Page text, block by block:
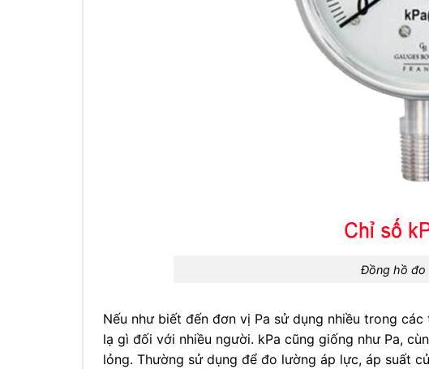
Đồng hồ đo
Nếu như biết đến đơn vị Pa sử dụng nhiều trong
lạ gì đối với nhiều người. kPa cũng giống như Pa,
lỏng. Thường sử dụng để đo lường áp lực, áp suất